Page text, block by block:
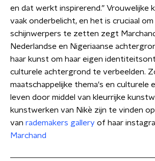
en dat werkt inspirerend.” Vrouwelijke
vaak onderbelicht, en het is cruciaal
schijnwerpers te zetten zegt
Nederlandse en Nigeriaanse
haar kunst om haar eigen
culturele achtergrond te verbeelden.
maatschappelijke thema's en culturele
leven door middel van kleurrijke
kunstwerken van Nikè zijn te vinden
van rademakers gallery of haar
Marchand